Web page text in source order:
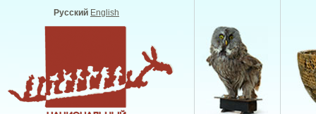
Русский English